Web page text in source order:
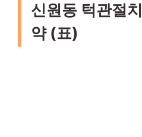
신원동 턱관절
약 (표)